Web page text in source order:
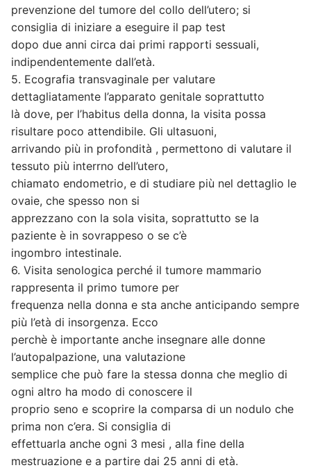
prevenzione del tumore del collo dell’utero; si
consiglia di iniziare a eseguire il pap test
dopo due anni circa dai primi rapporti sessuali,
indipendentemente dall’età.
5. Ecografia transvaginale per valutare
dettagliatamente l’apparato genitale soprattutto
là dove, per l’habitus della donna, la visita possa
risultare poco attendibile. Gli ultasuoni,
arrivando più in profondità , permettono di valutare il
tessuto più interrno dell’utero,
chiamato endometrio, e di studiare più nel dettaglio le
ovaie, che spesso non si
apprezzano con la sola visita, soprattutto se la
paziente è in sovrappeso o se c’è
ingombro intestinale.
6. Visita senologica perché il tumore mammario
rappresenta il primo tumore per
frequenza nella donna e sta anche anticipando sempre
più l’età di insorgenza. Ecco
perchè è importante anche insegnare alle donne
l’autopalpazione, una valutazione
semplice che può fare la stessa donna che meglio di
ogni altro ha modo di conoscere il
proprio seno e scoprire la comparsa di un nodulo che
prima non c’era. Si consiglia di
effettuarla anche ogni 3 mesi , alla fine della
mestruazione e a partire dai 25 anni di età.